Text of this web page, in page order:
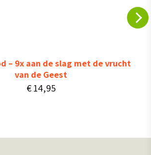
– 9x aan de slag met de vrucht
van de Geest
€14,95